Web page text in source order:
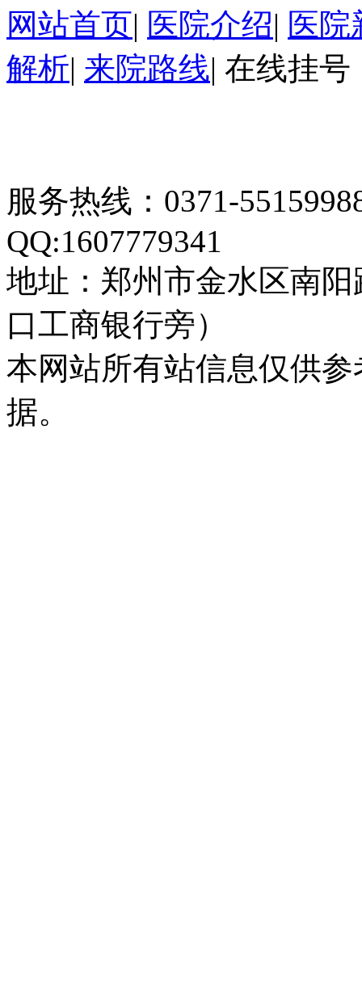
网站首页| 医院介绍| 医院
解析| 来院路线| 在线挂号
服务热线：0371-
QQ:1607779341
地址：郑州市金水区南
口工商银行旁）
本网站所有站信息仅供
据。